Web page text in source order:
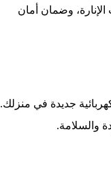
وضمان أمان
جديدة في منزلك.
والسلامة.